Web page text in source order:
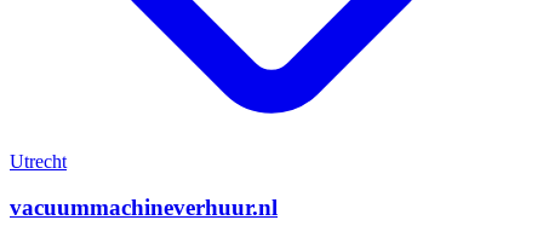
Utrecht
vacuummachineverhuur.nl